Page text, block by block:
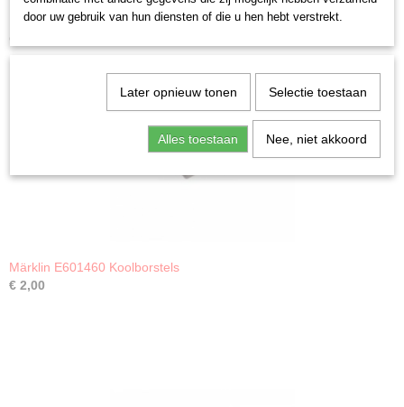
Märklin E601460 Koolborstels
€ 2,00
door uw gebruik van hun diensten of die u hen hebt verstrekt.
Later opnieuw tonen Selectie toestaan
Alles toestaan Nee, niet akkoord